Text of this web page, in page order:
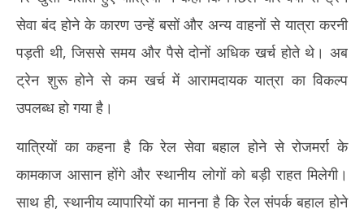
सेवा बंद होने के कारण उन्हें बसों और अन्य वाहनों से यात्रा करनी
पड़ती थी, जिससे समय और पैसे दोनों अधिक खर्च होते थे। अब
ट्रेन शुरू होने से कम खर्च में आरामदायक यात्रा का विकल्प
उपलब्ध हो गया है।
यात्रियों का कहना है कि रेल सेवा बहाल होने से रोजमर्रा के
कामकाज आसान होंगे और स्थानीय लोगों को बड़ी राहत मिलेगी।
साथ ही, स्थानीय व्यापारियों का मानना है कि रेल संपर्क बहाल होने